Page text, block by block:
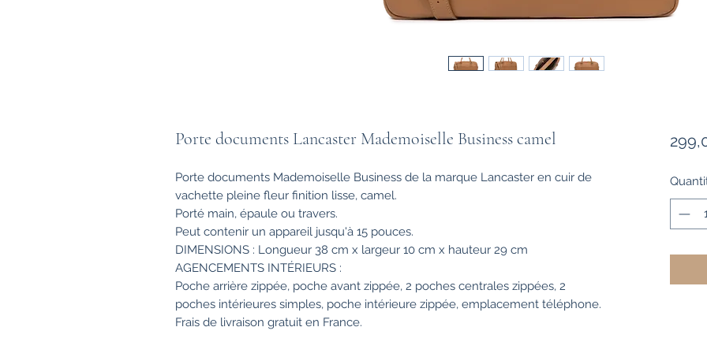
Porte documents Lancaster Mademoiselle Business camel
Porte documents Mademoiselle Business de la marque Lancaster en cuir de
vachette pleine fleur finition lisse, camel.
Porté main, épaule ou travers.
Peut contenir un appareil jusqu'à 15 pouces.
DIMENSIONS : Longueur 38 cm x largeur 10 cm x hauteur 29 cm
AGENCEMENTS INTÉRIEURS :
Poche arrière zippée, poche avant zippée, 2 poches centrales zippées, 2
poches intérieures simples, poche intérieure zippée, emplacement téléphone.
Frais de livraison gratuit en France.